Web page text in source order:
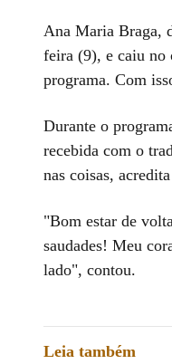
Ana Maria Braga,
feira (9), e caiu no
programa. Com
Durante o
recebida com o
nas coisas,
"Bom estar de
saudades! Meu
lado", contou.
Leia também